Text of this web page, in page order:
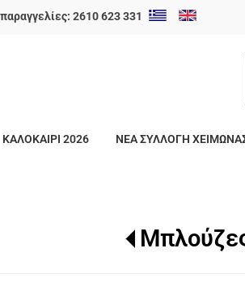
2610 623 331
ΚΑΛΟΚΑΙΡΙ 2026 ΝΕΑ ΣΥΛΛΟΓΗ